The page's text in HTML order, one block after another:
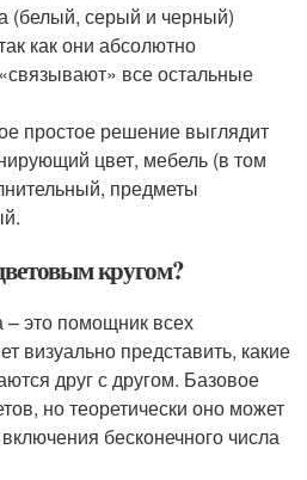
(белый, серый и черный)
как они абсолютно
все остальные
простое решение выглядит
цвет, мебель (в том
предметы
кругом?
– это помощник всех
визуально представить, какие
друг с другом. Базовое
но теоретически оно может
бесконечного числа